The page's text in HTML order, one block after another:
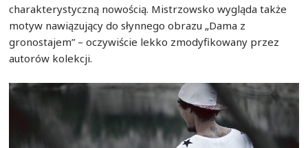
charakterystyczną nowością. Mistrzowsko wygląda także
motyw nawiązujący do słynnego obrazu „Dama z
gronostajem” – oczywiście lekko zmodyfikowany przez
autorów kolekcji.